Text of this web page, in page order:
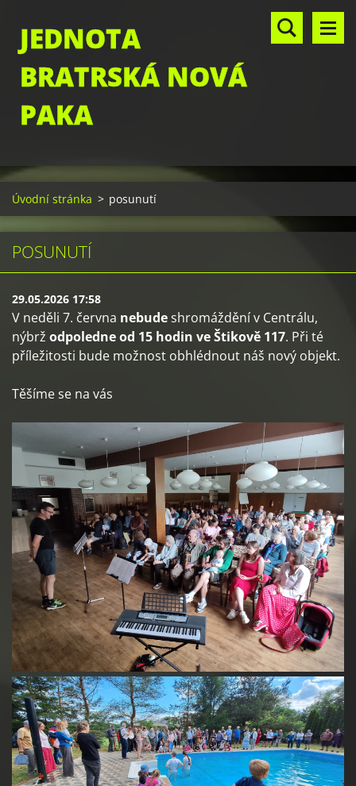
JEDNOTA
BRATRSKÁ NOVÁ
PAKA
Úvodní stránka > posunutí
POSUNUTÍ
29.05.2026 17:58
V neděli 7. června nebudeshromáždění v Centrálu,
nýbrž odpoledne od 15 hodin ve Štikově 117. Při té
příležitosti bude možnost obhlédnout náš nový objekt.
Těšíme se na vás